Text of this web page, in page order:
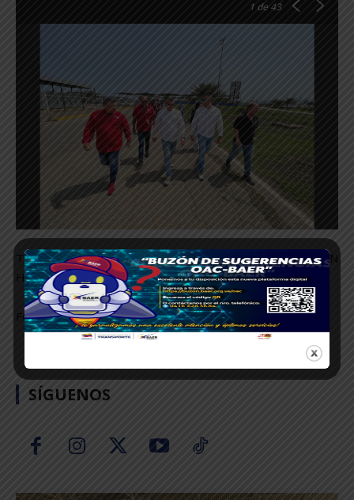
1 de 43
TEXTO: RICHARD ESPINOZA GARNIER/ MARILYN
HERRERA/ JHORDANA CHACÓN.
FOTOS: JUAN CARLOS PALACIOS.
SÍGUENOS